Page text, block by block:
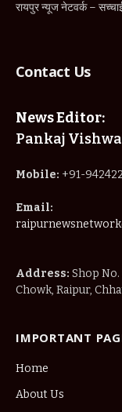
रायपुर न्यूज नेटवर्क –
Contact Us
News Editor:
Pankaj
Mobile: +91-
Email:
Address: Shop No.
Chowk, Raipur,
IMPORTANT
Home
About Us